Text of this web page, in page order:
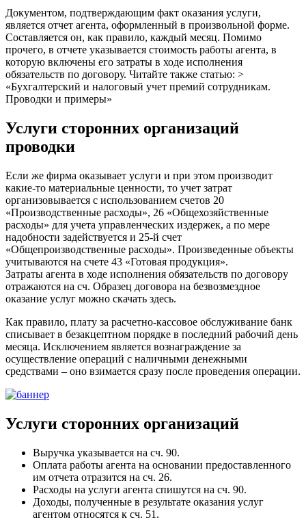
Документом, подтверждающим факт оказания услуги,
является отчет агента, оформленный в произвольной форме.
Составляется он, как правило, каждый месяц. Помимо
прочего, в отчете указывается стоимость работы агента, в
которую включены его затраты в ходе исполнения
обязательств по договору. Читайте также статью: >
«Бухгалтерский и налоговый учет премий сотрудникам.
Проводки и примеры»
Услуги сторонних организаций
проводки
Если же фирма оказывает услуги и при этом производит
какие-то материальные ценности, то учет затрат
организовывается с использованием счетов 20
«Производственные расходы», 26 «Общехозяйственные
расходы» для учета управленческих издержек, а по мере
надобности задействуется и 25-й счет
«Общепроизводственные расходы». Произведенные объекты
учитываются на счете 43 «Готовая продукция».
Затраты агента в ходе исполнения обязательств по договору
отражаются на сч. Образец договора на безвозмездное
оказание услуг можно скачать здесь.
Как правило, плату за расчетно-кассовое обслуживание банк
списывает в безакцептном порядке в последний рабочий день
месяца. Исключением является вознаграждение за
осуществление операций с наличными денежными
средствами – оно взимается сразу после проведения операции.
Услуги сторонних организаций
Выручка указывается на сч. 90.
Оплата работы агента на основании предоставленного
им отчета отразится на сч. 26.
Расходы на услуги агента спишутся на сч. 90.
Доходы, полученные в результате оказания услуг
агентом относятся к сч. 51.